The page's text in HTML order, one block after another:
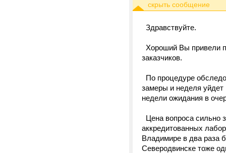
Здравствуйте.
Хороший Вы привели
заказчиков.
По процедуре
замеры и неделя уйдет
недели ожидания в
Цена вопроса сильно
аккредитованных
Владимире в два раза
Северодвинске тоже